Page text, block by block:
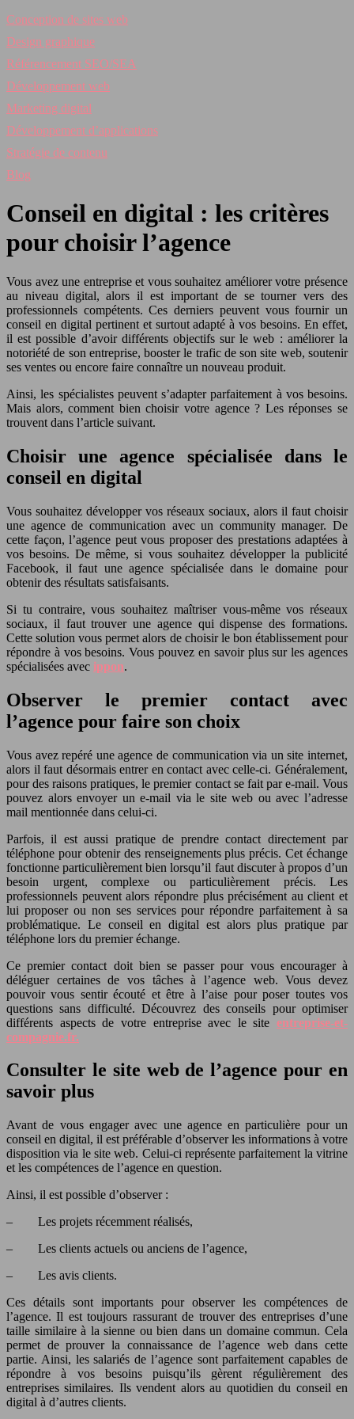
Conception de sites web
Design graphique
Référencement SEO/SEA
Développement web
Marketing digital
Développement d’applications
Stratégie de contenu
Blog
Conseil en digital : les critères
pour choisir l’agence
Vous avez une entreprise et vous souhaitez améliorer votre présence
au niveau digital, alors il est important de se tourner vers des
professionnels compétents. Ces derniers peuvent vous fournir un
conseil en digital pertinent et surtout adapté à vos besoins. En effet,
il est possible d’avoir différents objectifs sur le web : améliorer la
notoriété de son entreprise, booster le trafic de son site web, soutenir
ses ventes ou encore faire connaître un nouveau produit.
Ainsi, les spécialistes peuvent s’adapter parfaitement à vos besoins.
Mais alors, comment bien choisir votre agence ? Les réponses se
trouvent dans l’article suivant.
Choisir une agence spécialisée dans le
conseil en digital
Vous souhaitez développer vos réseaux sociaux, alors il faut choisir
une agence de communication avec un community manager. De
cette façon, l’agence peut vous proposer des prestations adaptées à
vos besoins. De même, si vous souhaitez développer la publicité
Facebook, il faut une agence spécialisée dans le domaine pour
obtenir des résultats satisfaisants.
Si tu contraire, vous souhaitez maîtriser vous-même vos réseaux
sociaux, il faut trouver une agence qui dispense des formations.
Cette solution vous permet alors de choisir le bon établissement pour
répondre à vos besoins. Vous pouvez en savoir plus sur les agences
spécialisées avec ippon.
Observer le premier contact avec
l’agence pour faire son choix
Vous avez repéré une agence de communication via un site internet,
alors il faut désormais entrer en contact avec celle-ci. Généralement,
pour des raisons pratiques, le premier contact se fait par e-mail. Vous
pouvez alors envoyer un e-mail via le site web ou avec l’adresse
mail mentionnée dans celui-ci.
Parfois, il est aussi pratique de prendre contact directement par
téléphone pour obtenir des renseignements plus précis. Cet échange
fonctionne particulièrement bien lorsqu’il faut discuter à propos d’un
besoin urgent, complexe ou particulièrement précis. Les
professionnels peuvent alors répondre plus précisément au client et
lui proposer ou non ses services pour répondre parfaitement à sa
problématique. Le conseil en digital est alors plus pratique par
téléphone lors du premier échange.
Ce premier contact doit bien se passer pour vous encourager à
déléguer certaines de vos tâches à l’agence web. Vous devez
pouvoir vous sentir écouté et être à l’aise pour poser toutes vos
questions sans difficulté. Découvrez des conseils pour optimiser
différents aspects de votre entreprise avec le site entreprise-et-
compagnie.fr.
Consulter le site web de l’agence pour en
savoir plus
Avant de vous engager avec une agence en particulière pour un
conseil en digital, il est préférable d’observer les informations à votre
disposition via le site web. Celui-ci représente parfaitement la vitrine
et les compétences de l’agence en question.
Ainsi, il est possible d’observer :
– Les projets récemment réalisés,
– Les clients actuels ou anciens de l’agence,
– Les avis clients.
Ces détails sont importants pour observer les compétences de
l’agence. Il est toujours rassurant de trouver des entreprises d’une
taille similaire à la sienne ou bien dans un domaine commun. Cela
permet de prouver la connaissance de l’agence web dans cette
partie. Ainsi, les salariés de l’agence sont parfaitement capables de
répondre à vos besoins puisqu’ils gèrent régulièrement des
entreprises similaires. Ils vendent alors au quotidien du conseil en
digital à d’autres clients.